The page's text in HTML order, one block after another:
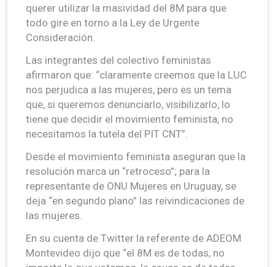
querer utilizar la masividad del 8M para que
todo gire en torno a la Ley de Urgente
Consideración.
Las integrantes del colectivo feministas
afirmaron que: “claramente creemos que la LUC
nos perjudica a las mujeres, pero es un tema
que, si queremos denunciarlo, visibilizarlo, lo
tiene que decidir el movimiento feminista, no
necesitamos la tutela del PIT CNT”.
Desde el movimiento feminista aseguran que la
resolución marca un “retroceso”; para la
representante de ONU Mujeres en Uruguay, se
deja “en segundo plano” las reivindicaciones de
las mujeres.
En su cuenta de Twitter la referente de ADEOM
Montevideo dijo que “el 8M es de todas, no